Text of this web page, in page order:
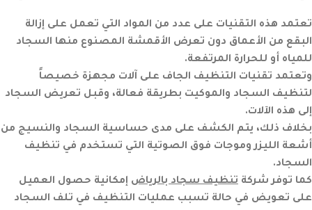
تعتمد هذه التقنيات على عدد من المواد التي تعمل على إزالة
البقع من الأعماق دون تعرض الأقمشة المصنوع منها السجاد
للمياه أو للحرارة المرتفعة.
وتعتمد تقنيات التنظيف الجاف على آلات مجهزة خصيصاً
لتنظيف السجاد والموكيت بطريقة فعالة، وقبل تعريض السجاد
إلى هذه الآلات.
بخلاف ذلك، يتم الكشف على مدى حساسية السجاد والنسيج من
أشعة الليزر وموجات فوق الصوتية التي تستخدم في تنظيف
السجاد.
كما توفر شركة تنظيف سجاد بالرياض إمكانية حصول العميل
على تعويض في حالة تسبب عمليات التنظيف في تلف السجاد